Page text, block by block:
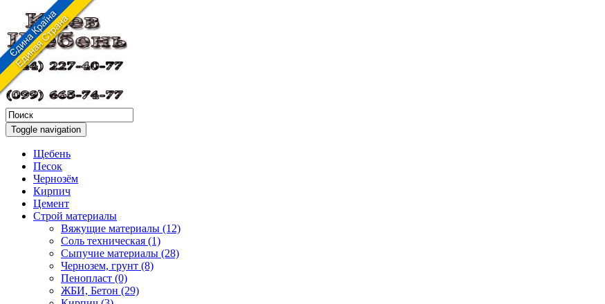
Toggle navigation
Щебень
Песок
Чернозём
Кирпич
Цемент
Строй материалы
Вяжущие материалы (12)
Соль техническая (1)
Сыпучие материалы (28)
Чернозем, грунт (8)
Пенопласт (0)
ЖБИ, Бетон (29)